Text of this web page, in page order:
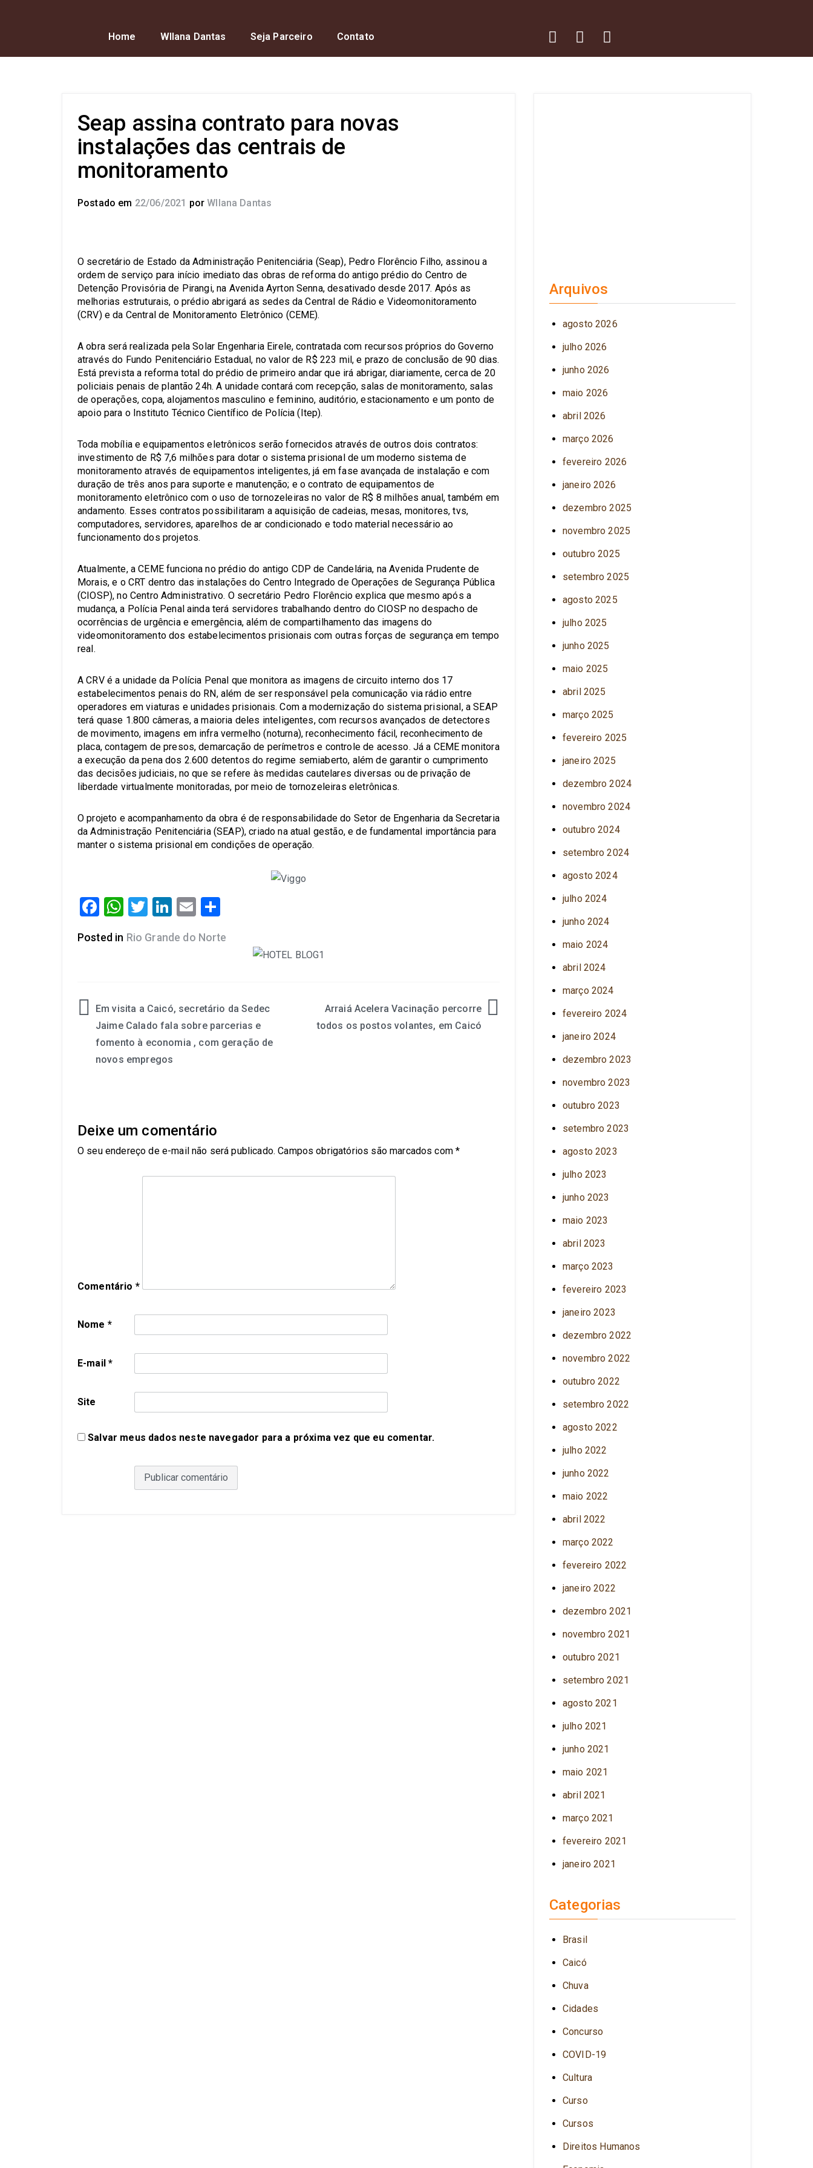
Home Wllana Dantas Seja Parceiro Contato
Seap assina contrato para novas
instalações das centrais de
monitoramento
Postado em 22/06/2021 por Wllana Dantas
O secretário de Estado da Administração Penitenciária (Seap), Pedro Florêncio Filho, assinou a
ordem de serviço para início imediato das obras de reforma do antigo prédio do Centro de
Detenção Provisória de Pirangi, na Avenida Ayrton Senna, desativado desde 2017. Após as
melhorias estruturais, o prédio abrigará as sedes da Central de Rádio e Videomonitoramento
(CRV) e da Central de Monitoramento Eletrônico (CEME).
A obra será realizada pela Solar Engenharia Eirele, contratada com recursos próprios do Governo
através do Fundo Penitenciário Estadual, no valor de R$ 223 mil, e prazo de conclusão de 90 dias.
Está prevista a reforma total do prédio de primeiro andar que irá abrigar, diariamente, cerca de 20
policiais penais de plantão 24h. A unidade contará com recepção, salas de monitoramento, salas
de operações, copa, alojamentos masculino e feminino, auditório, estacionamento e um ponto de
apoio para o Instituto Técnico Científico de Polícia (Itep).
Toda mobília e equipamentos eletrônicos serão fornecidos através de outros dois contratos:
investimento de R$ 7,6 milhões para dotar o sistema prisional de um moderno sistema de
monitoramento através de equipamentos inteligentes, já em fase avançada de instalação e com
duração de três anos para suporte e manutenção; e o contrato de equipamentos de
monitoramento eletrônico com o uso de tornozeleiras no valor de R$ 8 milhões anual, também em
andamento. Esses contratos possibilitaram a aquisição de cadeias, mesas, monitores, tvs,
computadores, servidores, aparelhos de ar condicionado e todo material necessário ao
funcionamento dos projetos.
Atualmente, a CEME funciona no prédio do antigo CDP de Candelária, na Avenida Prudente de
Morais, e o CRT dentro das instalações do Centro Integrado de Operações de Segurança Pública
(CIOSP), no Centro Administrativo. O secretário Pedro Florêncio explica que mesmo após a
mudança, a Polícia Penal ainda terá servidores trabalhando dentro do CIOSP no despacho de
ocorrências de urgência e emergência, além de compartilhamento das imagens do
videomonitoramento dos estabelecimentos prisionais com outras forças de segurança em tempo
real.
A CRV é a unidade da Polícia Penal que monitora as imagens de circuito interno dos 17
estabelecimentos penais do RN, além de ser responsável pela comunicação via rádio entre
operadores em viaturas e unidades prisionais. Com a modernização do sistema prisional, a SEAP
terá quase 1.800 câmeras, a maioria deles inteligentes, com recursos avançados de detectores
de movimento, imagens em infra vermelho (noturna), reconhecimento fácil, reconhecimento de
placa, contagem de presos, demarcação de perímetros e controle de acesso. Já a CEME monitora
a execução da pena dos 2.600 detentos do regime semiaberto, além de garantir o cumprimento
das decisões judiciais, no que se refere às medidas cautelares diversas ou de privação de
liberdade virtualmente monitoradas, por meio de tornozeleiras eletrônicas.
O projeto e acompanhamento da obra é de responsabilidade do Setor de Engenharia da Secretaria
da Administração Penitenciária (SEAP), criado na atual gestão, e de fundamental importância para
manter o sistema prisional em condições de operação.
Facebook
WhatsApp
Twitter
LinkedIn
Email
Posted in Rio Grande do Norte
Em visita a Caicó, secretário da Sedec
Jaime Calado fala sobre parcerias e
fomento à economia , com geração de
novos empregos
Arraiá Acelera Vacinação percorre
todos os postos volantes, em Caicó
Deixe um comentário
O seu endereço de e-mail não será publicado. Campos obrigatórios são marcados com*
Comentário *
Nome *
E-mail*
Site
Salvar meus dados neste navegador para a próxima vez que eu comentar.
Arquivos
agosto 2026
julho 2026
junho 2026
maio 2026
abril 2026
março 2026
fevereiro 2026
janeiro 2026
dezembro 2025
novembro 2025
outubro 2025
setembro 2025
agosto 2025
julho 2025
junho 2025
maio 2025
abril 2025
março 2025
fevereiro 2025
janeiro 2025
dezembro 2024
novembro 2024
outubro 2024
setembro 2024
agosto 2024
julho 2024
junho 2024
maio 2024
abril 2024
março 2024
fevereiro 2024
janeiro 2024
dezembro 2023
novembro 2023
outubro 2023
setembro 2023
agosto 2023
julho 2023
junho 2023
maio 2023
abril 2023
março 2023
fevereiro 2023
janeiro 2023
dezembro 2022
novembro 2022
outubro 2022
setembro 2022
agosto 2022
julho 2022
junho 2022
maio 2022
abril 2022
março 2022
fevereiro 2022
janeiro 2022
dezembro 2021
novembro 2021
outubro 2021
setembro 2021
agosto 2021
julho 2021
junho 2021
maio 2021
abril 2021
março 2021
fevereiro 2021
janeiro 2021
Categorias
Brasil
Caicó
Chuva
Cidades
Concurso
COVID-19
Cultura
Curso
Cursos
Direitos Humanos